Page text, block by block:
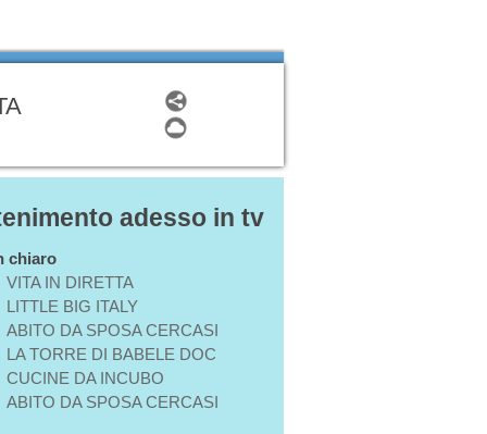
adesso in tv
chiaro
VITA IN DIRETTA
LITTLE BIG ITALY
ABITO DA SPOSA CERCASI
LA TORRE DI BABELE DOC
CUCINE DA INCUBO
ABITO DA SPOSA CERCASI